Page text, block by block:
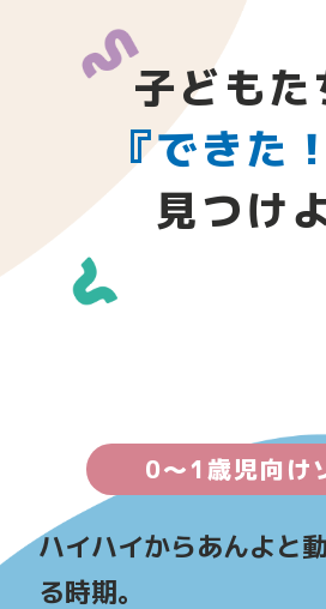
子どもた
『できた
見つけ
0〜1歳児向け
ハイハイからあんよと
る時期。